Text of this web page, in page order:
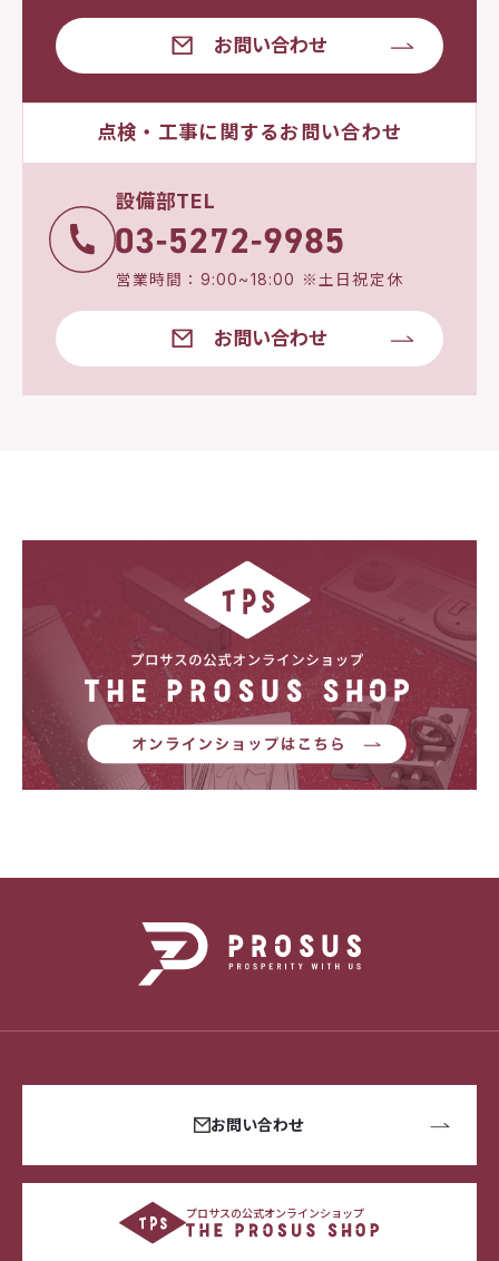
お問い合わせ
点検・工事に関するお問い合わせ
設備部TEL
営業時間：9:00~18:00 ※土日祝定休
お問い合わせ
お問い合わせ
プロサスの公式オンラインショップ